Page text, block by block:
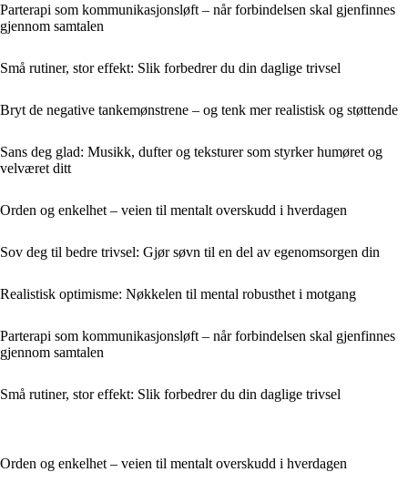
Parterapi som kommunikasjonsløft – når forbindelsen skal gjenfinnes
gjennom samtalen
Små rutiner, stor effekt: Slik forbedrer du din daglige trivsel
Bryt de negative tankemønstrene – og tenk mer realistisk og støttende
Sans deg glad: Musikk, dufter og teksturer som styrker humøret og
velværet ditt
Orden og enkelhet – veien til mentalt overskudd i hverdagen
Sov deg til bedre trivsel: Gjør søvn til en del av egenomsorgen din
Realistisk optimisme: Nøkkelen til mental robusthet i motgang
Parterapi som kommunikasjonsløft – når forbindelsen skal gjenfinnes
gjennom samtalen
Små rutiner, stor effekt: Slik forbedrer du din daglige trivsel
Orden og enkelhet – veien til mentalt overskudd i hverdagen